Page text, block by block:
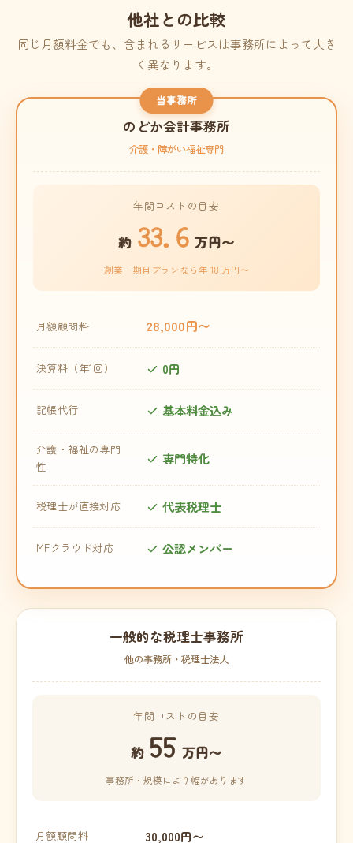
他社との比較
同じ月額料金でも、含まれるサービスは事務所によって大き
く異なります。
当事務所
のどか会計事務所
介護・障がい福祉専門
年間コストの目安
約 33.6 万円〜
創業一期目プランなら年 18 万円〜
月額顧問料 28,000円〜
決算料（年1回） 0円
記帳代行 基本料金込み
介護・福祉の専門
性
専門特化
税理士が直接対応 代表税理士
MFクラウド対応 公認メンバー
一般的な税理士事務所
他の事務所・税理士法人
年間コストの目安
約 55 万円〜
事務所・規模により幅があります
月額顧問料 30,000円〜